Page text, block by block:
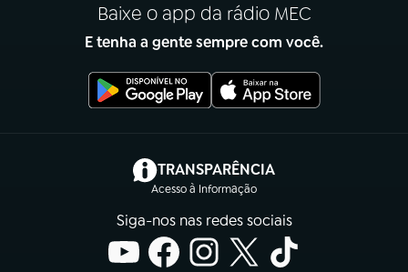
Baixe o app da rádio MEC
E tenha a gente sempre com você.
TRANSPARÊNCIA
Acesso à Informação
(abre em nova aba)
Siga-nos nas redes sociais